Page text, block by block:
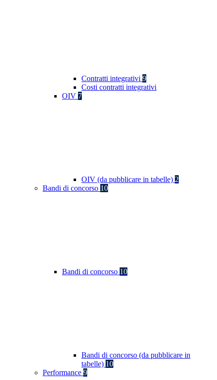
Contratti integrativi 9
Costi contratti integrativi
OIV 7
OIV (da pubblicare in tabelle) 2
Bandi di concorso 10
Bandi di concorso 10
Bandi di concorso (da pubblicare in
tabelle) 10
Performance 9